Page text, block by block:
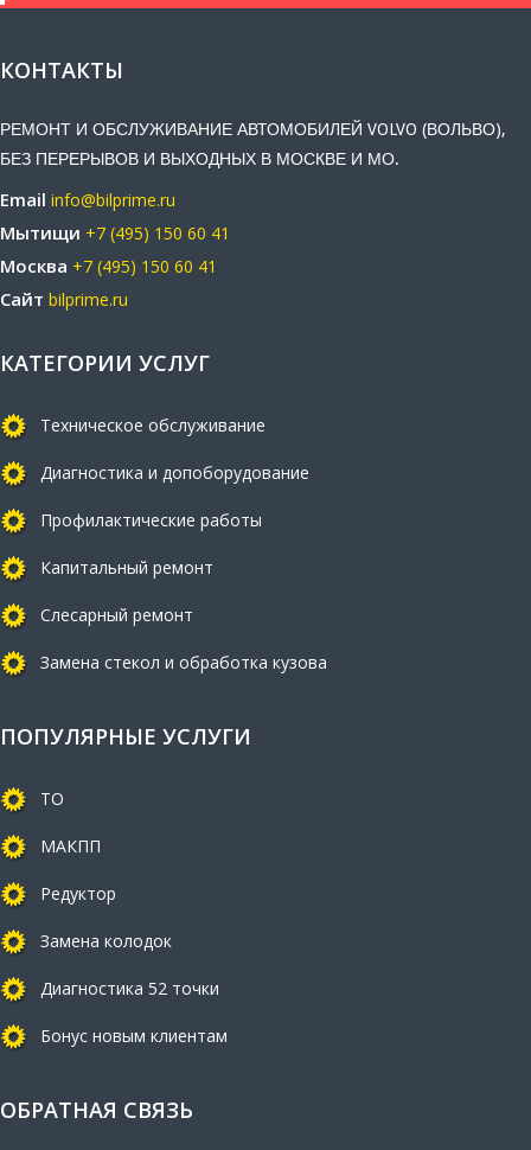
КОНТАКТЫ
РЕМОНТ И ОБСЛУЖИВАНИЕ АВТОМОБИЛЕЙ VOLVO (ВОЛЬВО),
БЕЗ ПЕРЕРЫВОВ И ВЫХОДНЫХ В МОСКВЕ И МО.
Email info@bilprime.ru
Мытищи +7 (495) 150 60 41
Москва +7 (495) 150 60 41
Сайт bilprime.ru
КАТЕГОРИИ УСЛУГ
Техническое обслуживание
Диагностика и допоборудование
Профилактические работы
Капитальный ремонт
Слесарный ремонт
Замена стекол и обработка кузова
ПОПУЛЯРНЫЕ УСЛУГИ
ТО
МАКПП
Редуктор
Замена колодок
Диагностика 52 точки
Бонус новым клиентам
ОБРАТНАЯ СВЯЗЬ